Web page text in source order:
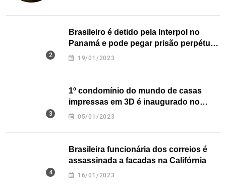
Brasileiro é detido pela Interpol no
Panamá e pode pegar prisão perpétua
nos EUA
19/01/2023
1º condomínio do mundo de casas
impressas em 3D é inaugurado no
Texas
05/01/2023
Brasileira funcionária dos correios é
assassinada a facadas na Califórnia
16/01/2023